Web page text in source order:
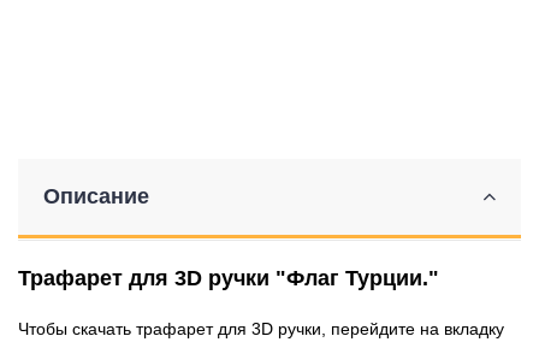
Описание
Трафарет для 3D ручки "Флаг Турции."
Чтобы скачать трафарет для 3D ручки, перейдите на вкладку